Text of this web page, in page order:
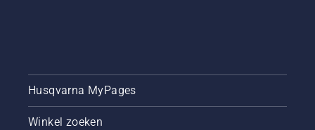
Husqvarna MyPages
Winkel zoeken